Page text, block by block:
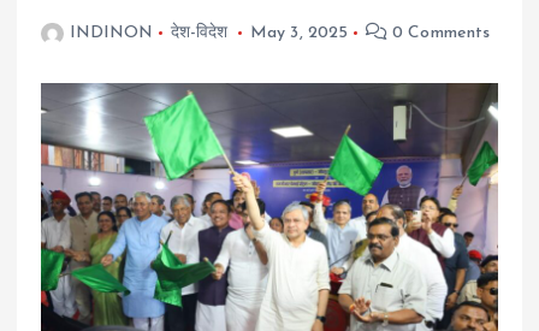
INDINON देश-विदेश May 3, 2025 0 Comments